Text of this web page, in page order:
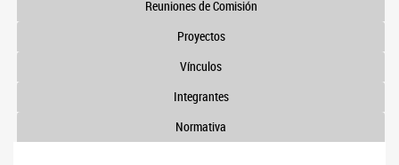
Reuniones de Comisión
Proyectos
Vínculos
Integrantes
Normativa